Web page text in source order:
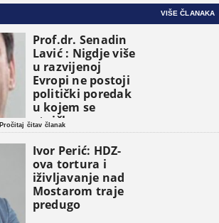
VIŠE ČLANAKA
Prof.dr. Senadin
Lavić : Nigdje više
u razvijenoj
Evropi ne postoji
politički poredak
u kojem se
etničke grupe
pojavljuju kao
osnovne
političke jedinice
Pročitaj čitav članak
Ivor Perić: HDZ-
ova tortura i
iživljavanje nad
Mostarom traje
predugo